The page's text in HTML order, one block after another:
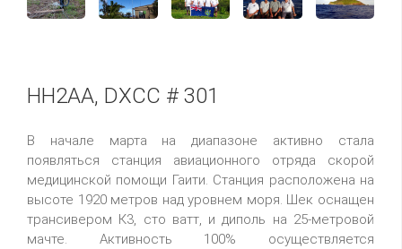
HH2AA, DXCC # 301
В начале марта на диапазоне активно стала
появляться станция авиационного отряда скорой
медицинской помощи Гаити. Станция расположена на
высоте 1920 метров над уровнем моря. Шек оснащен
трансивером К3, сто ватт, и диполь на 25-метровой
мачте. Активность 100% осуществляется